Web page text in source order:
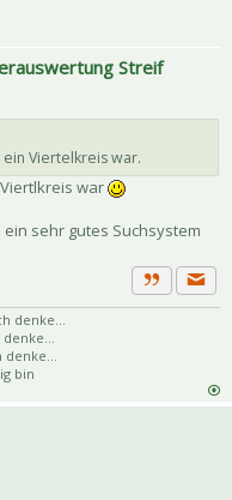
Streif
Viertelkreis war.
war
sehr gutes Suchsystem
Zitat
denke...
denke...
bin